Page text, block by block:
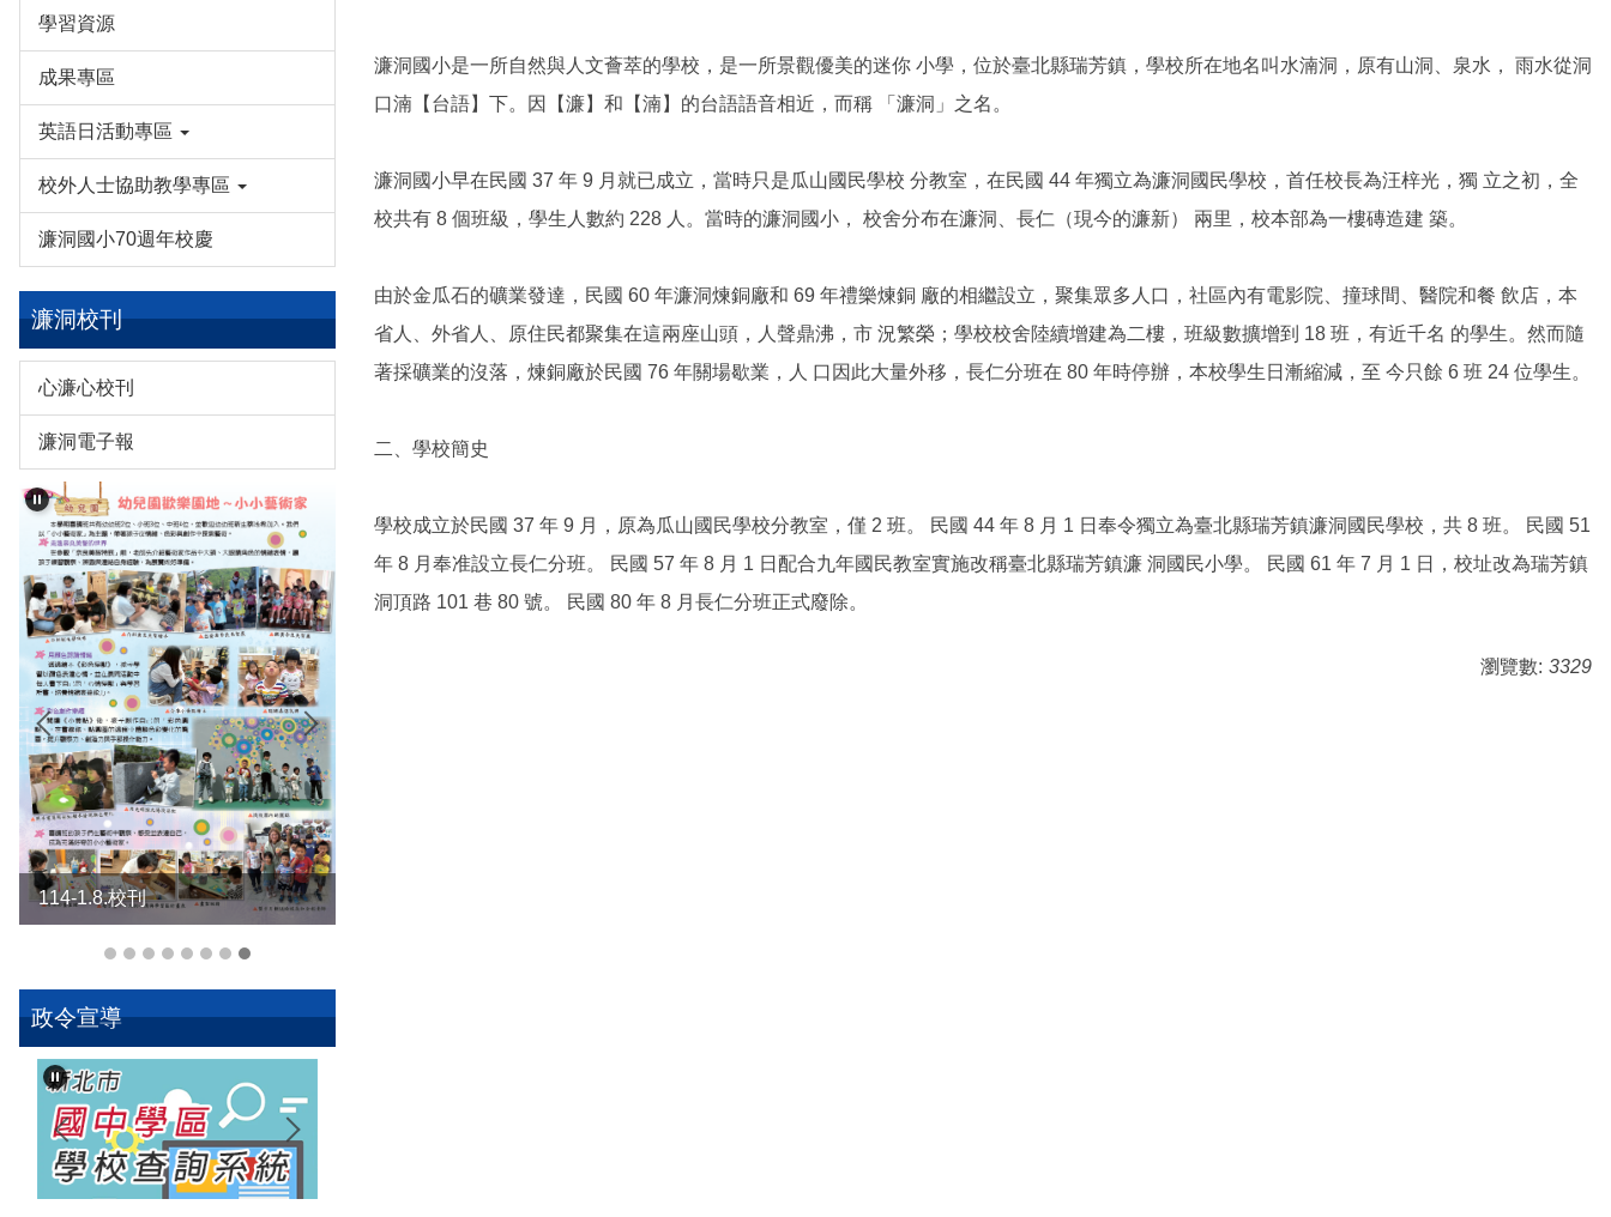
學習資源
成果專區
英語日活動專區
校外人士協助教學專區
濂洞國小70週年校慶
濂洞校刊
心濂心校刊
濂洞電子報
114-1.8.校刊
政令宣導
濂洞國小是一所自然與人文薈萃的學校，是一所景觀優美的迷你 小學，位於臺北縣瑞芳鎮，學校所在地名叫水湳洞，原有山洞、泉水， 雨水從洞
口湳【台語】下。因【濂】和【湳】的台語語音相近，而稱 「濂洞」之名。
濂洞國小早在民國 37 年 9 月就已成立，當時只是瓜山國民學校 分教室，在民國 44 年獨立為濂洞國民學校，首任校長為汪梓光，獨 立之初，全
校共有 8 個班級，學生人數約 228 人。當時的濂洞國小， 校舍分布在濂洞、長仁（現今的濂新） 兩里，校本部為一樓磚造建 築。
由於金瓜石的礦業發達，民國 60 年濂洞煉銅廠和 69 年禮樂煉銅 廠的相繼設立，聚集眾多人口，社區內有電影院、撞球間、醫院和餐 飲店，本
省人、外省人、原住民都聚集在這兩座山頭，人聲鼎沸，市 況繁榮；學校校舍陸續增建為二樓，班級數擴增到 18 班，有近千名 的學生。然而隨
著採礦業的沒落，煉銅廠於民國 76 年關場歇業，人 口因此大量外移，長仁分班在 80 年時停辦，本校學生日漸縮減，至 今只餘 6 班 24 位學生。
二、學校簡史
學校成立於民國 37 年 9 月，原為瓜山國民學校分教室，僅 2 班。 民國 44 年 8 月 1 日奉令獨立為臺北縣瑞芳鎮濂洞國民學校，共 8 班。 民國 51
年 8 月奉准設立長仁分班。 民國 57 年 8 月 1 日配合九年國民教室實施改稱臺北縣瑞芳鎮濂 洞國民小學。 民國 61 年 7 月 1 日，校址改為瑞芳鎮
洞頂路 101 巷 80 號。 民國 80 年 8 月長仁分班正式廢除。
瀏覽數: 3329